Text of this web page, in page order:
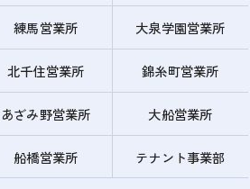
練馬営業所 大泉学園営業所
北千住営業所 錦糸町営業所
あざみ野営業所 大船営業所
船橋営業所 テナント事業部